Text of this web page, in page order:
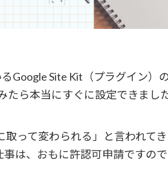
Google Site Kit（プラグイン
ら本当にすぐに設定できまし
って変わられる」と言われて
は、おもに許認可申請ですの